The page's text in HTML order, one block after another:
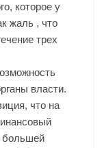
которое у
жаль , что
трех
власти.
что на
большей